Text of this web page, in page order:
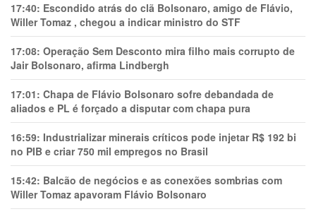
17:40: Escondido atrás do clã Bolsonaro, amigo de Flávio,
Willer Tomaz , chegou a indicar ministro do STF
17:08: Operação Sem Desconto mira filho mais corrupto de
Jair Bolsonaro, afirma Lindbergh
17:01: Chapa de Flávio Bolsonaro sofre debandada de
aliados e PL é forçado a disputar com chapa pura
16:59: Industrializar minerais críticos pode injetar R$ 192 bi
no PIB e criar 750 mil empregos no Brasil
15:42: Balcão de negócios e as conexões sombrias com
Willer Tomaz apavoram Flávio Bolsonaro